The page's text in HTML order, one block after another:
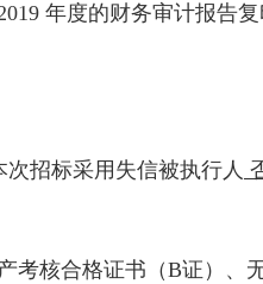
年度的财务审计报告
招标采用失信被执行人
考核合格证书（B证）、